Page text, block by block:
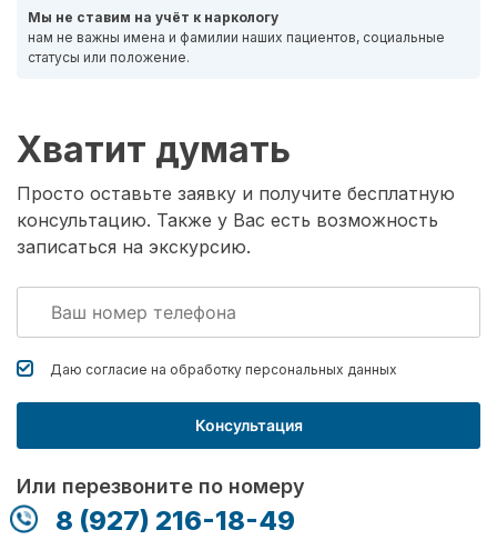
Мы не ставим на учёт к наркологу
нам не важны имена и фамилии наших пациентов, социальные
статусы или положение.
Хватит думать
Просто оставьте заявку и получите бесплатную
консультацию. Также у Вас есть возможность
записаться на экскурсию.
Даю согласие на обработку персональных данных
Консультация
Или перезвоните по номеру
8 (927) 216-18-49